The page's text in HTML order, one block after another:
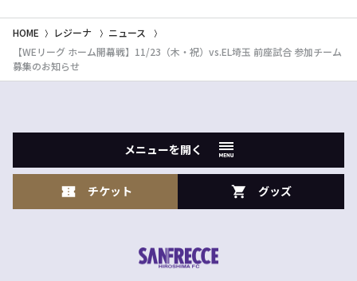
HOME レジーナ
ニュース
【WEリーグ ホーム開幕戦】11/23（木・祝）vs.EL埼玉 前座試合 参加チーム
募集のお知らせ
メニューを開く
チケット グッズ